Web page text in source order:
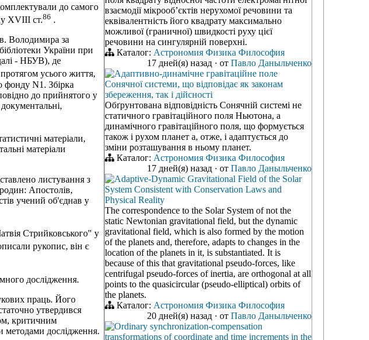
до самого
XVIII ст.86 .
Володимира за
України при
- НБУВ), де
усього життя,
фонду N1. Збiрка
до прийнятого у
матерiали,
матерiали
листування з
Апостолiв,
учений об'єднав у
Стрийковського" у
рукопис, вiн є
дослiдження.
праць. Його
утвердився
критичним
методами дослiдження.
взаємодії мікрооб’єктів нерухомої речовини та
еквівалентність його квадрату максимально
можливої (граничної) швидкості руху цієї
речовини на сингулярній поверхні.
Каталог: Астрономия Физика Философия
17 дней(я) назад · от Павло Даныльченко
Адаптивно-динамічне гравітаційне поле
Сонячної системи, що відповідає як законам
збереження, так і дійсності
Обґрунтована відповідність Сонячній системі не
статичного гравітаційного поля Ньютона, а
динамічного гравітаційного поля, що формується
також і рухом планет а, отже, і адаптується до
зміни розташування в ньому планет.
Каталог: Астрономия Физика Философия
17 дней(я) назад · от Павло Даныльченко
Adaptive-Dynamic Gravitational Field of the Solar
System Consistent with Conservation Laws and
Physical Reality
The correspondence to the Solar System of not the
static Newtonian gravitational field, but the dynamic
gravitational field, which is also formed by the motion
of the planets and, therefore, adapts to changes in the
location of the planets in it, is substantiated. It is
because of this that gravitational pseudo-forces, like
centrifugal pseudo-forces of inertia, are orthogonal at all
points to the quasicircular (pseudo-elliptical) orbits of
the planets.
Каталог: Астрономия Физика Философия
20 дней(я) назад · от Павло Даныльченко
Ordinary synchronization-compensation
transformations of coordinate and time increments in the